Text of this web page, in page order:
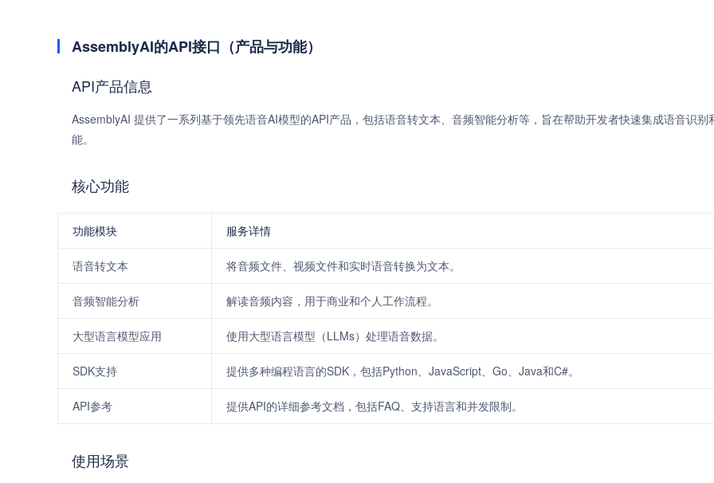
AssemblyAI的API接口（产品与功能）
API产品信息
AssemblyAI 提供了一系列基于领先语音AI模型的API产品，包括语音转文本、音频智能分析等，旨在帮助开发者快速集成语音识别
能。
核心功能
功能模块 服务详情
语音转文本 将音频文件、视频文件和实时语音转换为文本。
音频智能分析 解读音频内容，用于商业和个人工作流程。
大型语言模型应用 使用大型语言模型（LLMs）处理语音数据。
SDK支持 提供多种编程语言的SDK，包括Python、JavaScript、Go、Java和C#。
API参考 提供API的详细参考文档，包括FAQ、支持语言和并发限制。
使用场景